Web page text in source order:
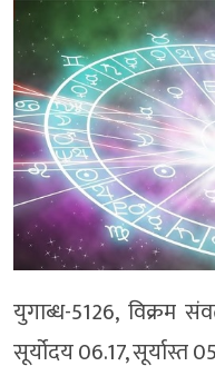
युगाब्ध-5126, विक्रम
सूर्योदय 06.17, सूर्यास्त